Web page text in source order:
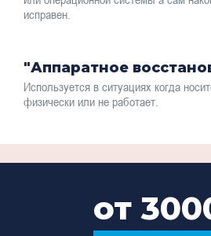
исправен.
"Аппаратное
Используется в ситуациях когда
физически или не работает.
от